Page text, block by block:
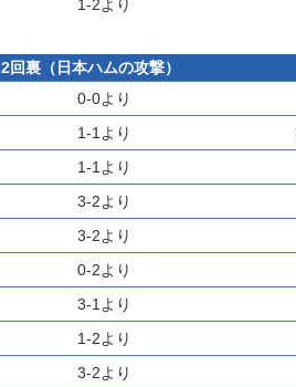
1-2より
2回裏（日本ハムの攻撃）
0-0より
1-1より
1-1より
3-2より
3-2より
0-2より
3-1より
1-2より
3-2より